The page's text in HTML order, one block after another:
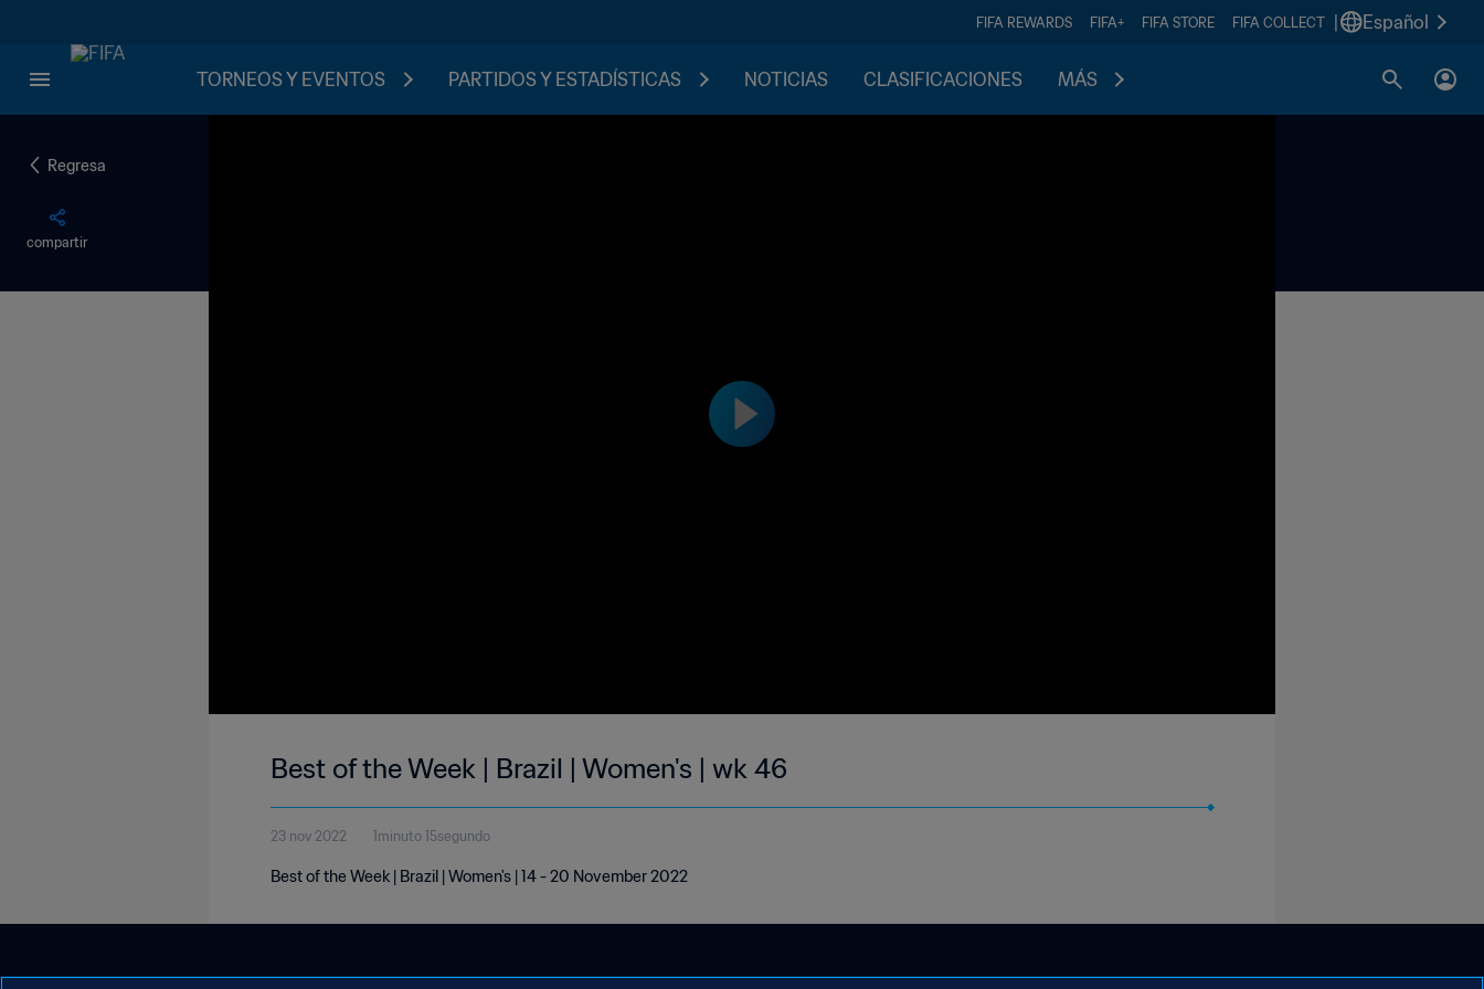
FIFA REWARDS FIFA+ FIFA STORE FIFA COLLECT Español
TORNEOS Y EVENTOS PARTIDOS Y ESTADÍSTICAS NOTICIAS CLASIFICACIONES MÁS
Regresa
compartir
Best of the Week | Brazil | Women's | wk 46
23 nov 2022 1minuto 15segundo
Best of the Week | Brazil | Women's | 14 - 20 November 2022